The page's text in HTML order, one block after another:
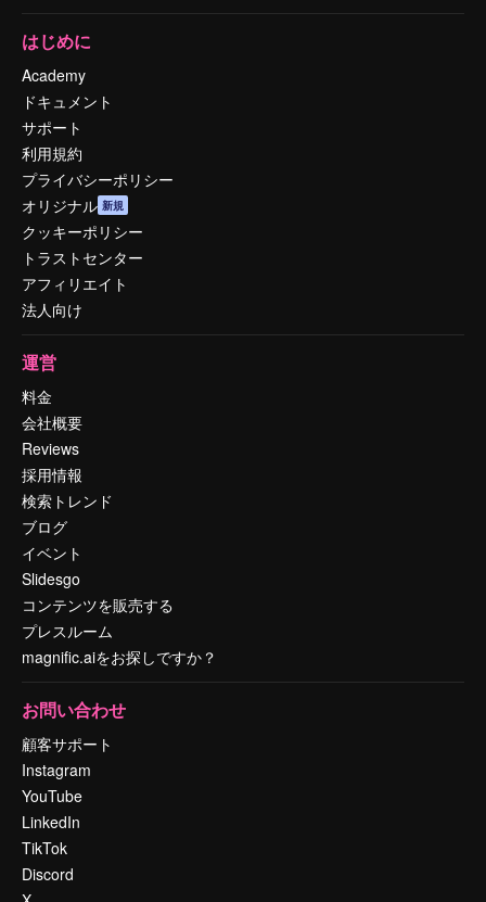
はじめに
Academy
ドキュメント
サポート
利用規約
プライバシーポリシー
オリジナル 新規
クッキーポリシー
トラストセンター
アフィリエイト
法人向け
運営
料金
会社概要
Reviews
採用情報
検索トレンド
ブログ
イベント
Slidesgo
コンテンツを販売する
プレスルーム
magnific.aiをお探しですか？
お問い合わせ
顧客サポート
Instagram
YouTube
LinkedIn
TikTok
Discord